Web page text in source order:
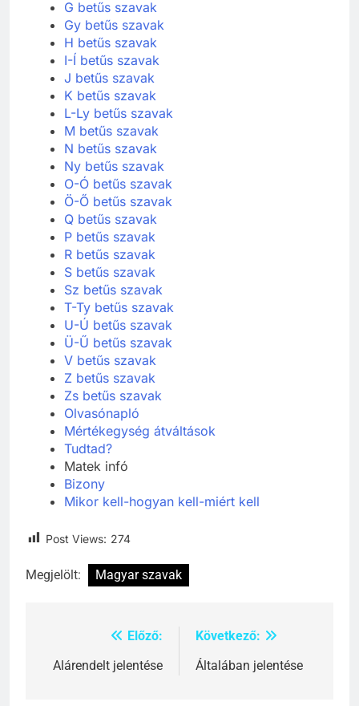
G betűs szavak
Gy betűs szavak
H betűs szavak
I-Í betűs szavak
J betűs szavak
K betűs szavak
L-Ly betűs szavak
M betűs szavak
N betűs szavak
Ny betűs szavak
O-Ó betűs szavak
Ö-Ő betűs szavak
Q betűs szavak
P betűs szavak
R betűs szavak
S betűs szavak
Sz betűs szavak
T-Ty betűs szavak
U-Ú betűs szavak
Ü-Ű betűs szavak
V betűs szavak
Z betűs szavak
Zs betűs szavak
Olvasónapló
Mértékegység átváltások
Tudtad?
Matek infó
Bizony
Mikor kell-hogyan kell-miért kell
Post Views: 274
Megjelölt: Magyar szavak
Bejegyzés
navigáció
Előző:
Alárendelt jelentése
Következő:
Általában jelentése